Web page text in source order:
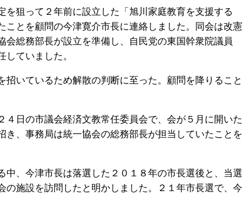
狙って２年前に設立した「旭川家庭教育を支援する
ことを顧問の今津寛介市長に連絡しました。同会は改憲
総務部長が設立を準備し、自民党の東国幹衆院議員
していました。
いているため解散の判断に至った。顧問を降りること
日の市議会経済文教常任委員会で、会が５月に開いた
き、事務局は統一協会の総務部長が担当していたことを
、今津市長は落選した２０１８年の市長選後と、当選
の施設を訪問したと明かしました。２１年市長選で、今